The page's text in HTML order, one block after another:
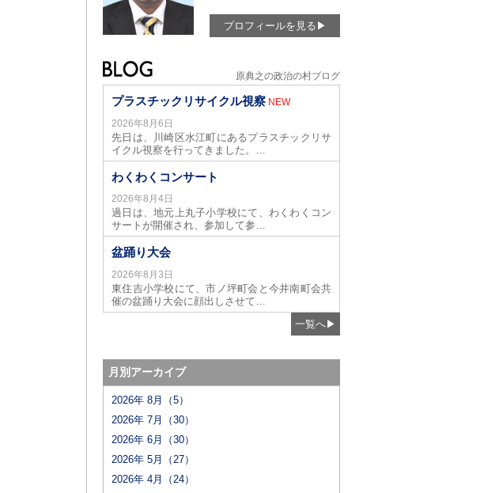
プロフィールを見る ▶
原典之の政治の村ブログ
プラスチックリサイクル視察 NEW
2026年8月6日
先日は、川崎区水江町にあるプラスチックリサ
イクル視察を行ってきました。…
わくわくコンサート
2026年8月4日
過日は、地元上丸子小学校にて、わくわくコン
サートが開催され、参加して参…
盆踊り大会
2026年8月3日
東住吉小学校にて、市ノ坪町会と今井南町会共
催の盆踊り大会に顔出しさせて…
一覧へ▶
月別アーカイブ
2026年 8月（5）
2026年 7月（30）
2026年 6月（30）
2026年 5月（27）
2026年 4月（24）